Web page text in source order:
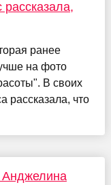
ранее
на фото
В своих
рассказала, что
Анджелина